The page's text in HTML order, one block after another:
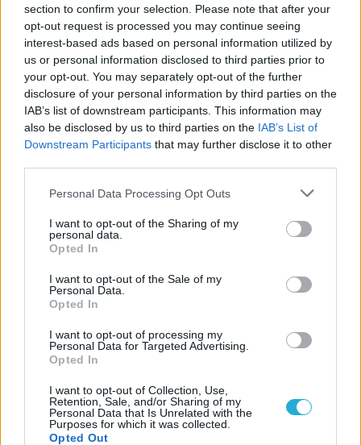
section to confirm your selection. Please note that after your
opt-out request is processed you may continue seeing
interest-based ads based on personal information utilized by
us or personal information disclosed to third parties prior to
your opt-out. You may separately opt-out of the further
disclosure of your personal information by third parties on the
IAB’s list of downstream participants. This information may
also be disclosed by us to third parties on the IAB’s List of
Downstream Participants that may further disclose it to other
Personal Data Processing Opt Outs
I want to opt-out of the Sharing of my
personal data.
Opted In
I want to opt-out of the Sale of my
Personal Data.
Opted In
I want to opt-out of processing my
Personal Data for Targeted Advertising.
Opted In
I want to opt-out of Collection, Use,
Retention, Sale, and/or Sharing of my
Personal Data that Is Unrelated with the
Purposes for which it was collected.
Opted Out
JÁTÉKADATLAP
Műfaj:
Szimulátor